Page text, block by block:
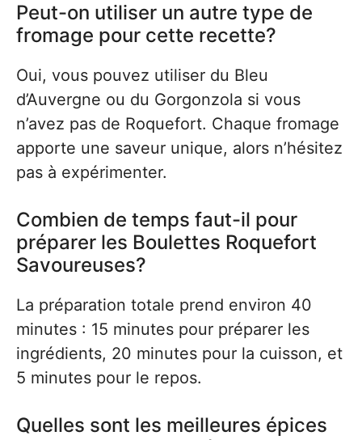
Peut-on utiliser un autre type de
fromage pour cette recette?
Oui, vous pouvez utiliser du Bleu
d’Auvergne ou du Gorgonzola si vous
n’avez pas de Roquefort. Chaque fromage
apporte une saveur unique, alors n’hésitez
pas à expérimenter.
Combien de temps faut-il pour
préparer les Boulettes Roquefort
Savoureuses?
La préparation totale prend environ 40
minutes : 15 minutes pour préparer les
ingrédients, 20 minutes pour la cuisson, et
5 minutes pour le repos.
Quelles sont les meilleures épices